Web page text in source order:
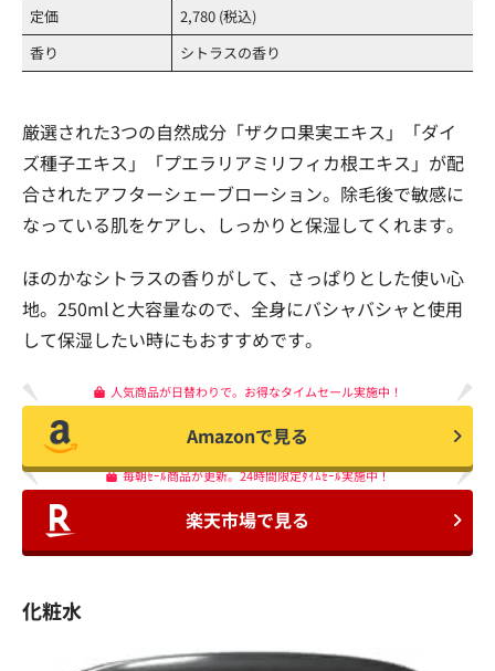
定価
2,780 (税込)
香り
シトラスの香り
厳選された3つの自然成分「ザクロ果実エキス」「ダイ
ズ種子エキス」「プエラリアミリフィカ根エキス」が配
合されたアフターシェーブローション。除毛後で敏感に
なっている肌をケアし、しっかりと保湿してくれます。
ほのかなシトラスの香りがして、さっぱりとした使い心
地。250mlと大容量なので、全身にバシャバシャと使用
して保湿したい時にもおすすめです。
人気商品が日替わりで。お得なタイムセール実施中！
Amazonで見る
毎朝ｾｰﾙ商品が更新。24時間限定ﾀｲﾑｾｰﾙ実施中！
楽天市場で見る
化粧水